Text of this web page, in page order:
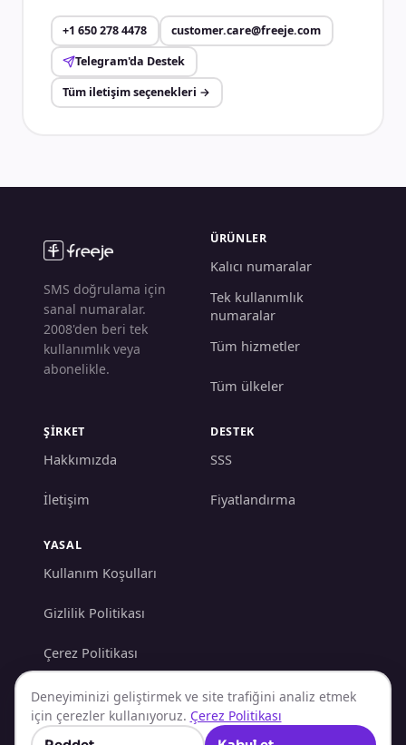
+1 650 278 4478
customer.care@freeje.com
Telegram'da Destek
Tüm iletişim seçenekleri →
SMS doğrulama için
sanal numaralar.
2008'den beri tek
kullanımlık veya
abonelikle.
ÜRÜNLER
Kalıcı numaralar
Tek kullanımlık
numaralar
Tüm hizmetler
Tüm ülkeler
ŞİRKET
Hakkımızda
İletişim
DESTEK
SSS
Fiyatlandırma
YASAL
Kullanım Koşulları
Gizlilik Politikası
Çerez Politikası
AML/KYC Politikası
İade Politikası
Deneyiminizi geliştirmek ve site trafiğini analiz etmek
için çerezler kullanıyoruz. Çerez Politikası